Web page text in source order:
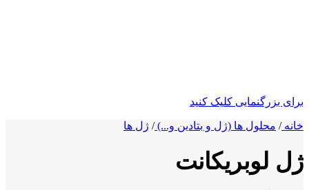
بزرگنمایی کلیک کنید
/ محلول ها (ژل و بتادین و...)/ ژل ها
لوبریکانت